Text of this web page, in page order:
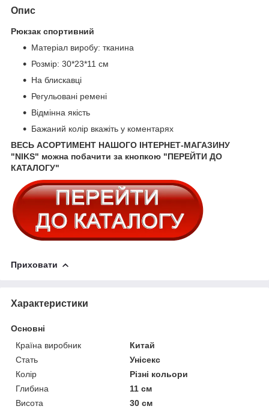
Опис
Рюкзак спортивний
Матеріал виробу: тканина
Розмір: 30*23*11 см
На блискавці
Регульовані ремені
Відмінна якість
Бажаний колір вкажіть у коментарях
ВЕСЬ АСОРТИМЕНТ НАШОГО ІНТЕРНЕТ-МАГАЗИНУ
"NIKS" можна побачити за кнопкою "ПЕРЕЙТИ ДО
КАТАЛОГУ"
Приховати
Характеристики
Основні
Країна виробник
Китай
Стать
Унісекс
Колір
Різні кольори
Глибина
11 см
Висота
30 см